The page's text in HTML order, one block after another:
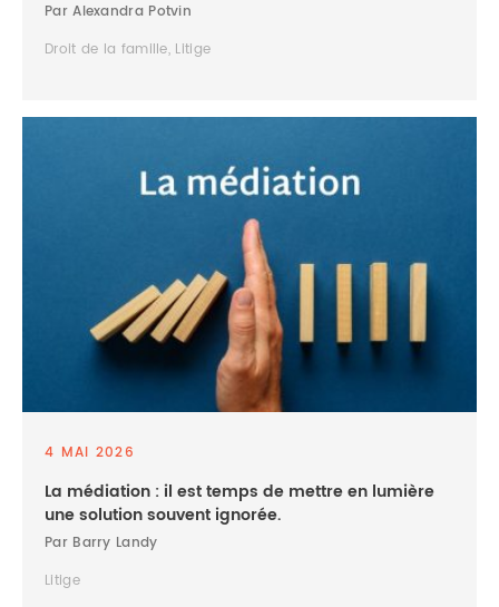
Par Alexandra Potvin
Droit de la famille, Litige
4 MAI 2026
La médiation : il est temps de mettre en lumière
une solution souvent ignorée.
Par Barry Landy
Litige